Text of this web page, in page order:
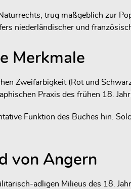
trug maßgeblich zur
niederländischer und
Merkmale
Zweifarbigkeit (Rot und
Praxis des frühen 18.
Funktion des Buches hin.
von Angern
adligen Milieus des 18.